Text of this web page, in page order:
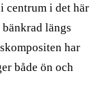
centrum i det här
längs
har
både ön och